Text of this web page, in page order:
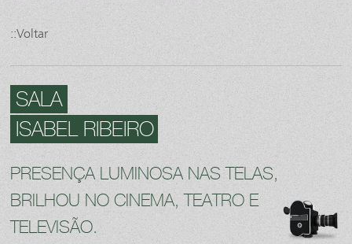
::Voltar
SALA
ISABEL RIBEIRO
PRESENÇA LUMINOSA NAS TELAS,
BRILHOU NO CINEMA, TEATRO E
TELEVISÃO.